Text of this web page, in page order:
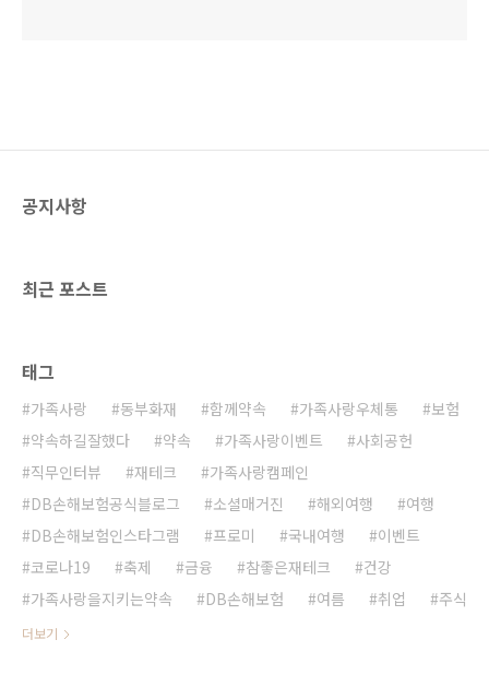
공지사항
최근 포스트
태그
가족사랑 동부화재 함께약속 가족사랑우체통
보험
약속하길잘했다
약속 가족사랑이벤트
사회공헌
직무인터뷰
재테크
가족사랑캠페인
DB손해보험공식블로그
소셜매거진 해외여행
여행
DB손해보험인스타그램
프로미 국내여행
이벤트
코로나19
축제 금융 참좋은재테크
건강
가족사랑을지키는약속
DB손해보험 여름 취업 주식
더보기